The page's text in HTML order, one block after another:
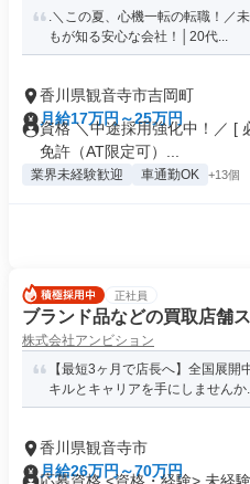
.＼この夏、心機一転の転職！／
もが知る安心な会社！│20代...
香川県観音寺市吉岡町
月給17万円～25万円
資格 ＼中途採用強化中！／ [
免許（AT限定可）...
業界未経験歓迎 車通勤OK +13個
正社員
ブランド品などの買取店舗
株式会社アンビション
【最短3ヶ月で店長へ】全国展
キルとキャリアを手にしませんか
香川県観音寺市
月給26万円～70万円